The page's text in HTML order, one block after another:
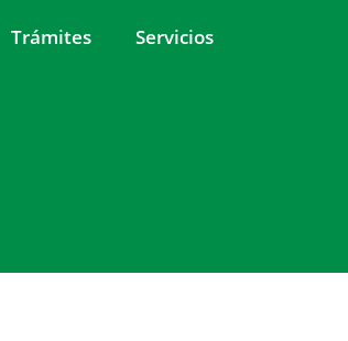
Trámites Servicios